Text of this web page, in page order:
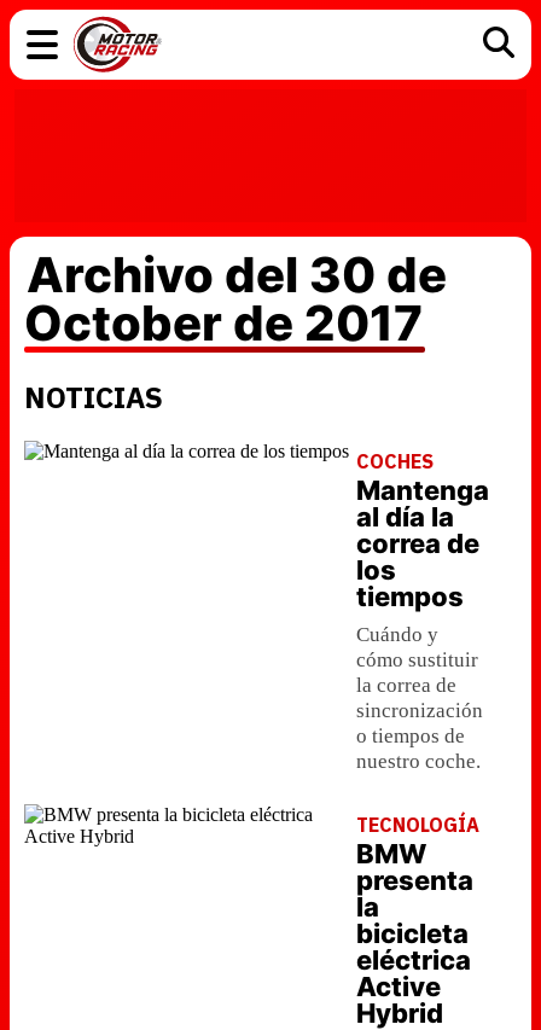
Archivo del 30 de
October de 2017
NOTICIAS
COCHES
Mantenga
al día la
correa de
los
tiempos
Cuándo y
cómo sustituir
la correa de
sincronización
o tiempos de
nuestro coche.
TECNOLOGÍA
BMW
presenta
la
bicicleta
eléctrica
Active
Hybrid